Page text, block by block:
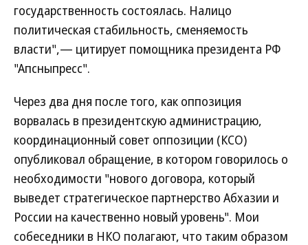
государственность состоялась. Налицо
политическая стабильность, сменяемость
власти",— цитирует помощника президента РФ
"Апсныпресс".
Через два дня после того, как оппозиция
ворвалась в президентскую администрацию,
координационный совет оппозиции (КСО)
опубликовал обращение, в котором говорилось о
необходимости "нового договора, который
выведет стратегическое партнерство Абхазии и
России на качественно новый уровень". Мои
собеседники в НКО полагают, что таким образом